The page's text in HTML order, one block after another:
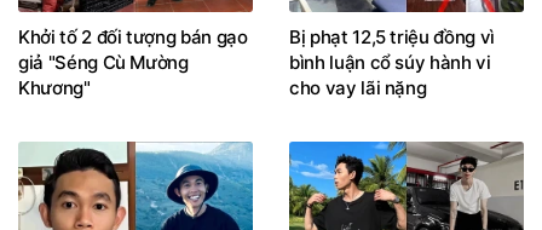
Khởi tố 2 đối tượng bán gạo
giả "Séng Cù Mường
Khương"
Bị phạt 12,5 triệu đồng vì
bình luận cổ súy hành vi
cho vay lãi nặng